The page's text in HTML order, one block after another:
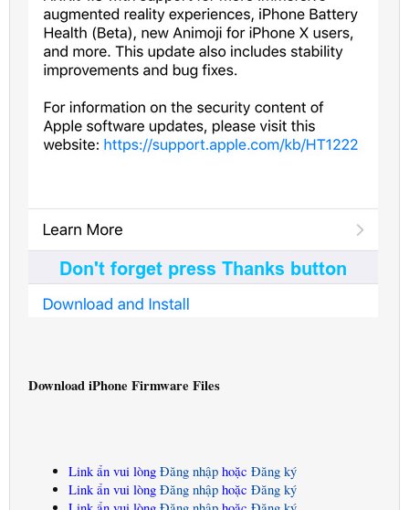
Download iPhone Firmware Files
Link ẩn vui lòng Đăng nhập hoặc Đăng ký
Link ẩn vui lòng Đăng nhập hoặc Đăng ký